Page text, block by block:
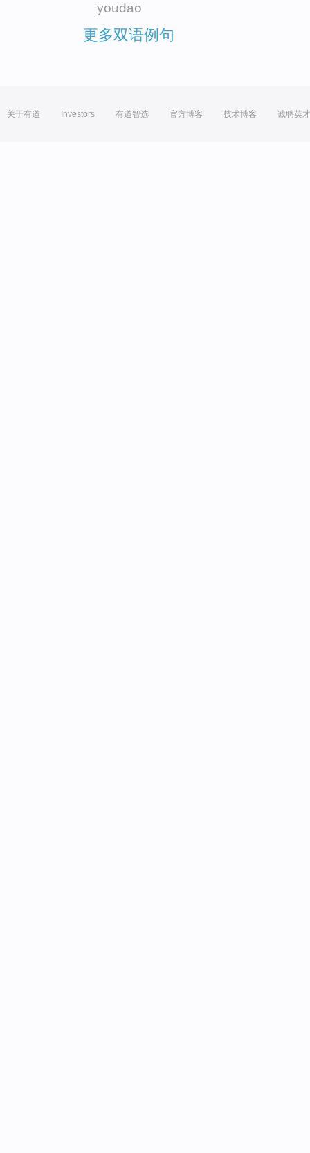
youdao
更多双语例句
关于有道 Investors 有道智选 官方博客 技术博客 诚聘英才